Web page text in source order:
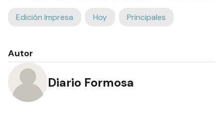
Edición Impresa Hoy Principales
Autor
Diario Formosa